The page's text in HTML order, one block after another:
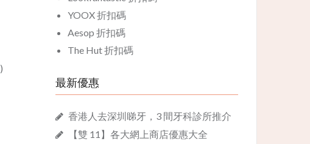
)
YOOX 折扣碼
Aesop 折扣碼
The Hut 折扣碼
最新優惠
香港人去深圳睇牙，3 間牙科診所推介
【雙 11】各大網上商店優惠大全